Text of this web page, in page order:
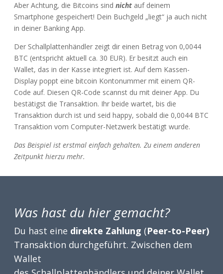
Aber Achtung, die Bitcoins sind nicht auf deinem
Smartphone gespeichert! Dein Buchgeld „liegt“ ja auch nicht
in deiner Banking App.
Der Schallplattenhändler zeigt dir einen Betrag von 0,0044
BTC (entspricht aktuell ca. 30 EUR). Er besitzt auch ein
Wallet, das in der Kasse integriert ist. Auf dem Kassen-
Display poppt eine bitcoin Kontonummer mit einem QR-
Code auf. Diesen QR-Code scannst du mit deiner App. Du
bestätigst die Transaktion. Ihr beide wartet, bis die
Transaktion durch ist und seid happy, sobald die 0,0044 BTC
Transaktion vom Computer-Netzwerk bestätigt wurde.
Das Beispiel ist erstmal einfach gehalten. Zu einem anderen
Zeitpunkt hierzu mehr.
Was hast du hier gemacht?
Du hast eine direkte Zahlung (Peer-to-Peer)
Transaktion durchgeführt. Zwischen dem
Wallet